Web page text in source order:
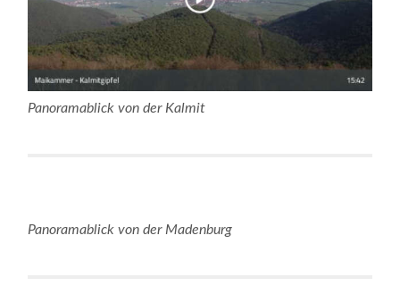
Panoramablick von der Kalmit
Panoramablick von der Madenburg